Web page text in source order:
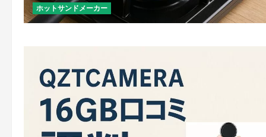
ホットサンドメーカー